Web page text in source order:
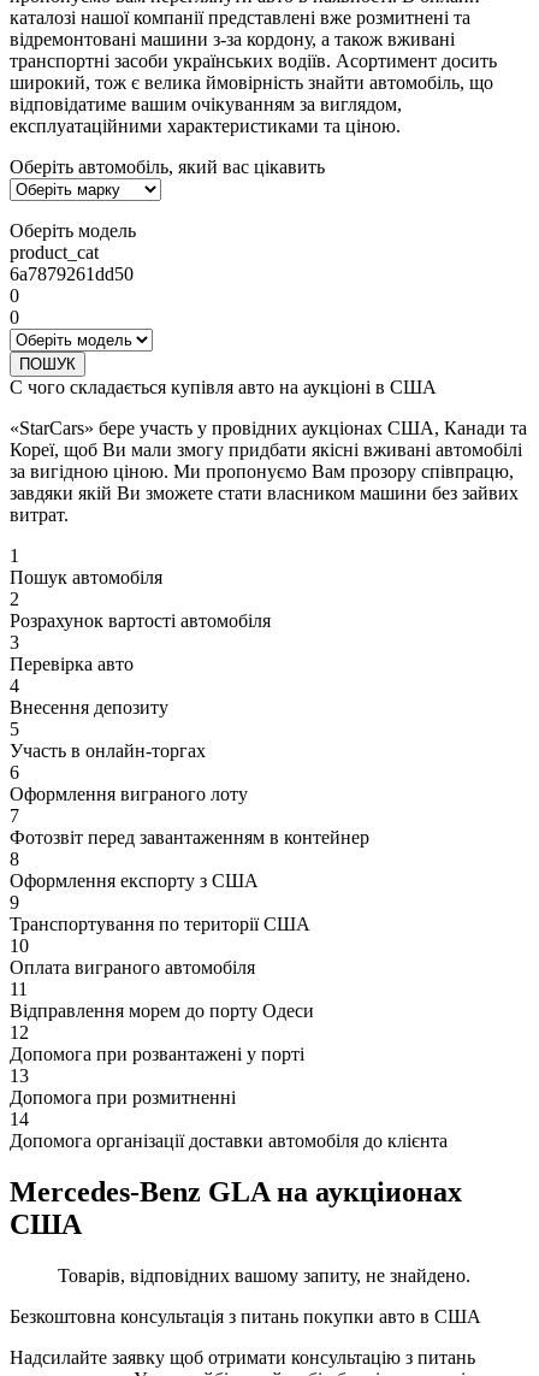
каталозі нашої компанії представлені вже розмитнені та
відремонтовані машини з-за кордону, а також вживані
транспортні засоби українських водіїв. Асортимент досить
широкий, тож є велика ймовірність знайти автомобіль, що
відповідатиме вашим очікуванням за виглядом,
експлуатаційними характеристиками та ціною.
Оберіть автомобіль, який вас цікавить
Оберіть модель
product_cat
6a7879261dd50
0
0
ПОШУК
С чого складається купівля авто на аукціоні в США
«StarCars» бере участь у провідних аукціонах США, Канади та
Кореї, щоб Ви мали змогу придбати якісні вживані автомобілі
за вигідною ціною. Ми пропонуємо Вам прозору співпрацю,
завдяки якій Ви зможете стати власником машини без зайвих
витрат.
1
Пошук автомобіля
2
Розрахунок вартості автомобіля
3
Перевірка авто
4
Внесення депозиту
5
Участь в онлайн-торгах
6
Оформлення виграного лоту
7
Фотозвіт перед завантаженням в контейнер
8
Оформлення експорту з США
9
Транспортування по території США
10
Оплата виграного автомобіля
11
Відправлення морем до порту Одеси
12
Допомога при розвантажені у порті
13
Допомога при розмитненні
14
Допомога організації доставки автомобіля до клієнта
Mercedes-Benz GLA на аукціионах
США
Товарів, відповідних вашому запиту, не знайдено.
Безкоштовна консультація з питань покупки авто в США
Надсилайте заявку щоб отримати консультацію з питань